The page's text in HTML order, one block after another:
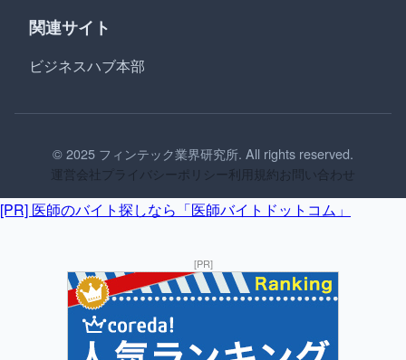
関連サイト
ビジネスハブ本部
© 2025 フィンテック業界研究所. All rights reserved.
運営会社 プライバシーポリシー利用規約お問い合わせ
[PR] 医師のバイト探しなら「医師バイトドットコム」
[PR]